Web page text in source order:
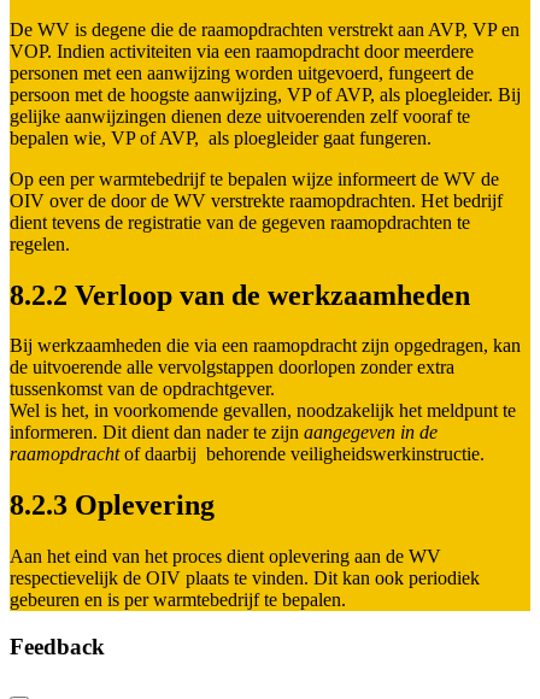
De WV is degene die de raamopdrachten verstrekt aan AVP, VP en
VOP. Indien activiteiten via een raamopdracht door meerdere
personen met een aanwijzing worden uitgevoerd, fungeert de
persoon met de hoogste aanwijzing, VP of AVP, als ploegleider. Bij
gelijke aanwijzingen dienen deze uitvoerenden zelf vooraf te
bepalen wie, VP of AVP, als ploegleider gaat fungeren.
Op een per warmtebedrijf te bepalen wijze informeert de WV de
OIV over de door de WV verstrekte raamopdrachten. Het bedrijf
dient tevens de registratie van de gegeven raamopdrachten te
regelen.
8.2.2 Verloop van de werkzaamheden
Bij werkzaamheden die via een raamopdracht zijn opgedragen, kan
de uitvoerende alle vervolgstappen doorlopen zonder extra
tussenkomst van de opdrachtgever.
Wel is het, in voorkomende gevallen, noodzakelijk het meldpunt te
informeren. Dit dient dan nader te zijn aangegeven in de
raamopdrachtof daarbij behorende veiligheidswerkinstructie.
8.2.3 Oplevering
Aan het eind van het proces dient oplevering aan de WV
respectievelijk de OIV plaats te vinden. Dit kan ook periodiek
gebeuren en is per warmtebedrijf te bepalen.
Feedback